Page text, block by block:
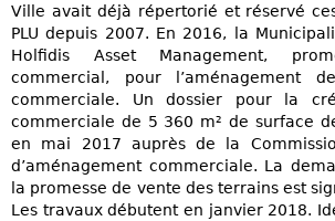
Ville avait déjà répertorié et réservé
PLU depuis 2007. En 2016, la
Holfidis Asset Management,
commercial, pour l’aménagement
commerciale. Un dossier pour la
commerciale de 5 360 m² de surface
en mai 2017 auprès de la
d’aménagement commerciale. La
la promesse de vente des terrains est
Les travaux débutent en janvier 2018.